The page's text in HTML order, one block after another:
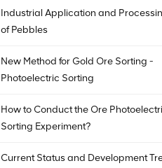
Industrial Application and
of Pebbles
New Method for Gold Ore Sorting -
Photoelectric Sorting
How to Conduct the Ore
Sorting Experiment?
Current Status and Development